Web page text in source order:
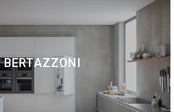
BERTAZZONI